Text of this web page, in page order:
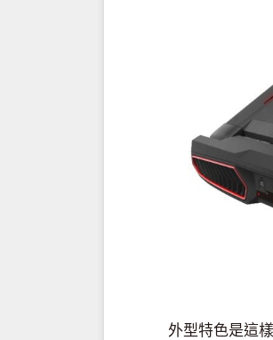
外型特色是這